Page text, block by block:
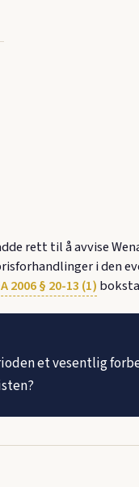
rett til å avvise
i den
2006 § 20-13 (1)
et vesentlig